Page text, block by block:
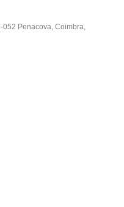
Penacova, Coimbra,